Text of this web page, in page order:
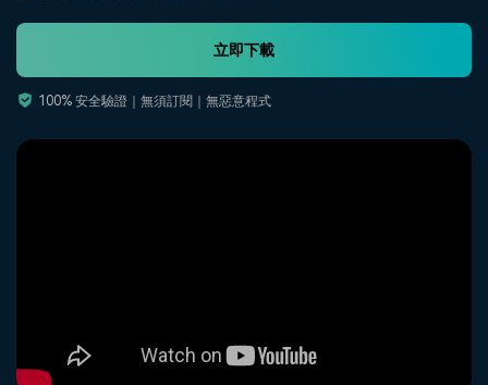
熱門方案
AI提示詞大全
速生成相似風格影片
推薦朋友得獎勵
100 點兌積分
產品信息
立即下載
100% 安全驗證｜無須訂閱｜無惡意程式